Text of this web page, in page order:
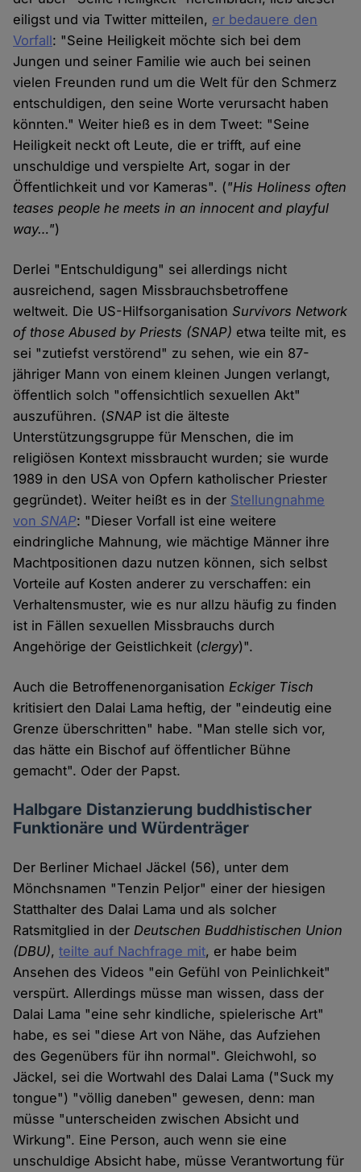
eiligst und via Twitter mitteilen, er bedauere den
Vorfall: "Seine Heiligkeit möchte sich bei dem
Jungen und seiner Familie wie auch bei seinen
vielen Freunden rund um die Welt für den Schmerz
entschuldigen, den seine Worte verursacht haben
könnten." Weiter hieß es in dem Tweet: "Seine
Heiligkeit neckt oft Leute, die er trifft, auf eine
unschuldige und verspielte Art, sogar in der
Öffentlichkeit und vor Kameras". ("His Holiness often
teases people he meets in an innocent and playful
way…")
Derlei "Entschuldigung" sei allerdings nicht
ausreichend, sagen Missbrauchsbetroffene
weltweit. Die US-HilfsorganisationSurvivors Network
of those Abused by Priests (SNAP) etwa teilte mit, es
sei "zutiefst verstörend" zu sehen, wie ein 87-
jähriger Mann von einem kleinen Jungen verlangt,
öffentlich solch "offensichtlich sexuellen Akt"
auszuführen. (SNAP ist die älteste
Unterstützungsgruppe für Menschen, die im
religiösen Kontext missbraucht wurden; sie wurde
1989 in den USA von Opfern katholischer Priester
gegründet). Weiter heißt es in der Stellungnahme
von SNAP: "Dieser Vorfall ist eine weitere
eindringliche Mahnung, wie mächtige Männer ihre
Machtpositionen dazu nutzen können, sich selbst
Vorteile auf Kosten anderer zu verschaffen: ein
Verhaltensmuster, wie es nur allzu häufig zu finden
ist in Fällen sexuellen Missbrauchs durch
Angehörige der Geistlichkeit (clergy)".
Auch die Betroffenenorganisation Eckiger Tisch
kritisiert den Dalai Lama heftig, der "eindeutig eine
Grenze überschritten" habe. "Man stelle sich vor,
das hätte ein Bischof auf öffentlicher Bühne
gemacht". Oder der Papst.
Halbgare Distanzierung buddhistischer
Funktionäre und Würdenträger
Der Berliner Michael Jäckel (56), unter dem
Mönchsnamen "Tenzin Peljor" einer der hiesigen
Statthalter des Dalai Lama und als solcher
Ratsmitglied in der Deutschen Buddhistischen Union
(DBU),teilte auf Nachfrage mit, er habe beim
Ansehen des Videos "ein Gefühl von Peinlichkeit"
verspürt. Allerdings müsse man wissen, dass der
Dalai Lama "eine sehr kindliche, spielerische Art"
habe, es sei "diese Art von Nähe, das Aufziehen
des Gegenübers für ihn normal". Gleichwohl, so
Jäckel, sei die Wortwahl des Dalai Lama ("Suck my
tongue") "völlig daneben" gewesen, denn: man
müsse "unterscheiden zwischen Absicht und
Wirkung". Eine Person, auch wenn sie eine
unschuldige Absicht habe, müsse Verantwortung für